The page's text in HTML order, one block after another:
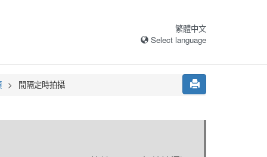
繁體中文
Select language
間隔定時拍攝